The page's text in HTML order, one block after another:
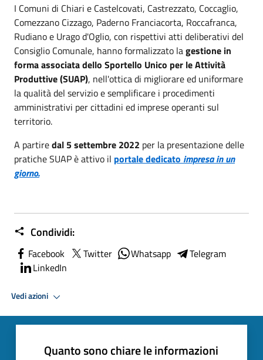
I Comuni di Chiari e Castelcovati, Castrezzato, Coccaglio,
Comezzano Cizzago, Paderno Franciacorta, Roccafranca,
Rudiano e Urago d'Oglio, con rispettivi atti deliberativi del
Consiglio Comunale, hanno formalizzato lagestione in
forma associata dello Sportello Unico per le Attività
Produttive (SUAP), nell'ottica di migliorare ed uniformare
la qualità del servizio e semplificare i procedimenti
amministrativi per cittadini ed imprese operanti sul
territorio.
A partiredal 5 settembre 2022 per la presentazione delle
pratiche SUAP è attivo il portale dedicato impresa in un
giorno.
Condividi:
Facebook Twitter Whatsapp
Telegram
LinkedIn
Vedi azioni
Quanto sono chiare le informazioni